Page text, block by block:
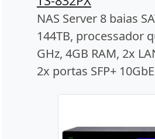
NAS Server 8 baias
144TB, processador
GHz, 4GB RAM, 2x
2x portas SFP+